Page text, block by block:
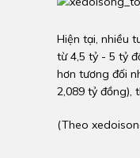
Hiện tại, nhiều
từ 4,5 tỷ - 5 tỷ
hơn tương đối
2,089 tỷ đồng),
(Theo